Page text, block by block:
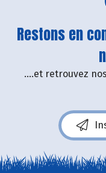
Restons en
....et retrouvez